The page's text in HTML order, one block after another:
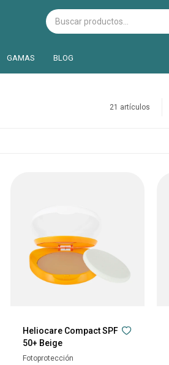
GAMAS BLOG
21 artículos
Heliocare Compact SPF
50+ Beige
Fotoprotección